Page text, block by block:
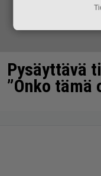
Pysäyttävä
”Onko tämä